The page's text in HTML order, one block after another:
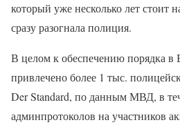
который уже несколько лет стоит
сразу разогнала полиция.
В целом к обеспечению порядка в
привлечено более 1 тыс.
Der Standard, по данным МВД, в
админпротоколов на участников